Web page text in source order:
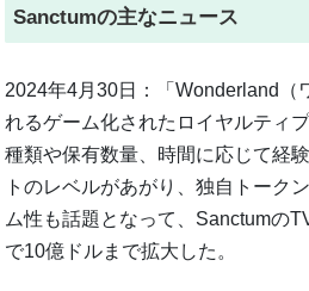
Sanctumの主なニュース
2024年4月30日：「Wonderland（
れるゲーム化されたロイヤルティ
種類や保有数量、時間に応じて経
トのレベルがあがり、独自トーク
ム性も話題となって、Sanctumの
で10億ドルまで拡大した。